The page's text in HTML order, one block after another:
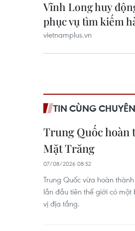
TIN CÙNG
Trung Quốc hoàn
Mặt Trăng
07/08/2026 08:52
Trung Quốc vừa hoàn
lần đầu tiên thế giới có
vị địa tầng.